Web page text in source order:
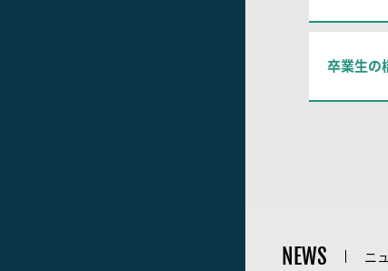
卒業生の
NEWS ニ